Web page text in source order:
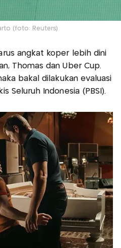
(foto: Reuters)
angkat koper lebih dini
Thomas dan Uber Cup.
bakal dilakukan evaluasi
Seluruh Indonesia (PBSI).